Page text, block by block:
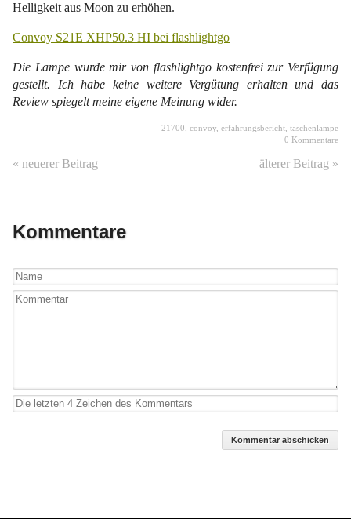
Helligkeit aus Moon zu erhöhen.
Convoy S21E XHP50.3 HI bei flashlightgo
Die Lampe wurde mir von flashlightgo kostenfrei zur Verfügung
gestellt. Ich habe keine weitere Vergütung erhalten und das
Review spiegelt meine eigene Meinung wider.
21700 convoy erfahrungsbericht taschenlampe
0 Kommentare
« neuerer Beitrag älterer Beitrag »
Kommentare
Kommentar abschicken